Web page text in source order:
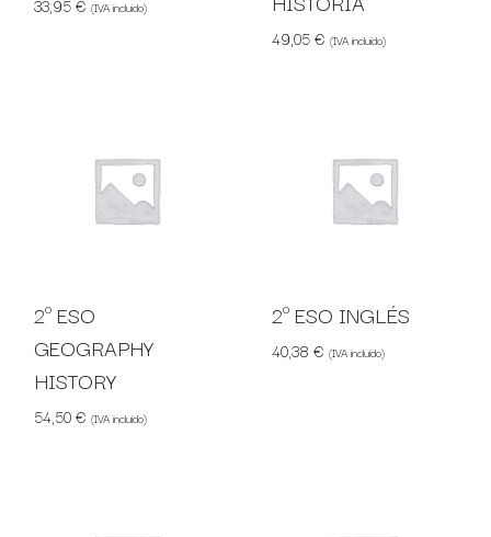
33,95€ (IVA incluido)
49,05€ (IVA incluido)
2º ESO
GEOGRAPHY
HISTORY
54,50€ (IVA incluido)
2º ESO INGLÉS
40,38 € (IVA incluido)